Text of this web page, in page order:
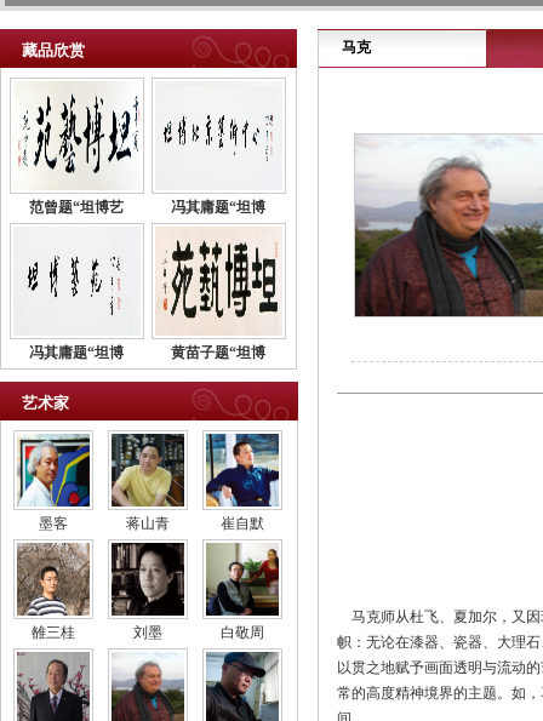
藏品欣赏
范曾题“坦博艺 冯其庸题“坦博
冯其庸题“坦博 黄苗子题“坦博
艺术家
墨客 蒋山青 崔自默
雒三桂 刘墨 白敬周
马克
马克师从杜飞、夏加尔，又因
帜：无论在漆器、瓷器、大理
以贯之地赋予画面透明与流动
常的高度精神境界的主题。如